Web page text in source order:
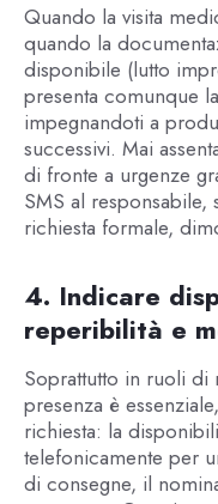
Quando la visita
quando la
disponibile (lutto
presenta comunque
impegnandoti a
successivi. Mai
di fronte a urgenze
SMS al
richiesta formale,
4. Indicare
reperibilità e
Soprattutto in ruoli di
presenza è
richiesta: la
telefonicamente per
di consegne, il